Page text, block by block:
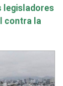
legisladores
contra la